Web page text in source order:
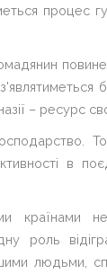
процес
– ресурс
в
країнами
роль
людьми,